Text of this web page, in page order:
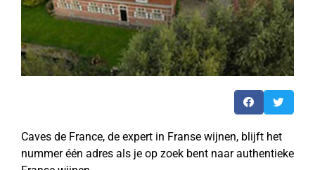
Caves de France, de expert in Franse wijnen, blijft het
nummer één adres als je op zoek bent naar authentieke